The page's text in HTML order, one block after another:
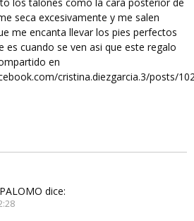
seca excesivamente y me salen
me encanta llevar los pies perfectos
es cuando se ven asi que este regalo
en
cristina.diezgarcia.3/posts/
dice: